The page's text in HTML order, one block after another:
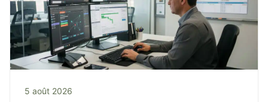
5 août 2026